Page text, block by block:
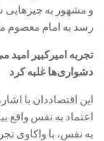
و مشهور به
رسد به امام معصوم
تجربه امیرکبیر
دشواری‌ها غلبه کرد
این اقتصاددان با
اعتماد به نفس واقع
به نفس، با واکاوی